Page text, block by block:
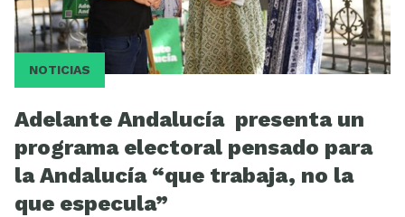
NOTICIAS
Adelante Andalucía presenta un
programa electoral pensado para
la Andalucía “que trabaja, no la
que especula”